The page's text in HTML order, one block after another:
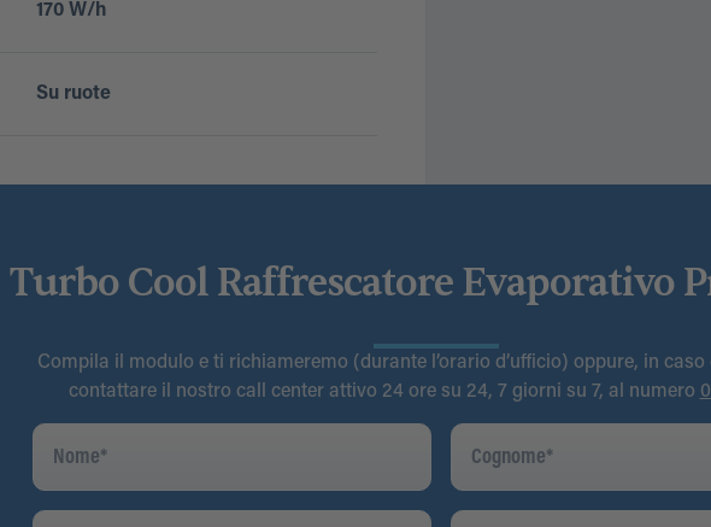
170 W/h
Su ruote
Turbo Cool Raffrescatore Evaporativo
Compila il modulo e ti richiameremo (durante l’orario d’ufficio) oppure, in caso
contattare il nostro call center attivo 24 ore su 24, 7 giorni su 7, al numero
Nome Cognome
Indirizzo
Telefono